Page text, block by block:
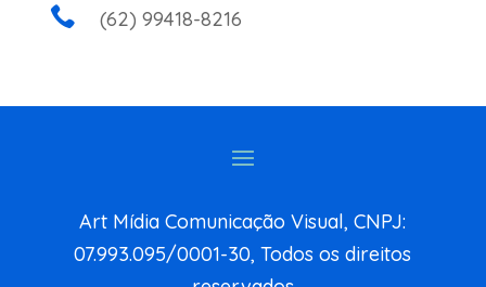
 (62) 99418-8216
Art Mídia Comunicação Visual, CNPJ:
07.993.095/0001-30, Todos os direitos